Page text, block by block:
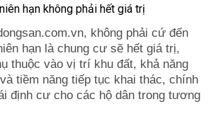
không phải cứ đến
hạn là chung cư sẽ hết giá trị,
thuộc vào vị trí khu đất, khả năng
tiềm năng tiếp tục khai thác, chính
định cư cho các hộ dân trong tương